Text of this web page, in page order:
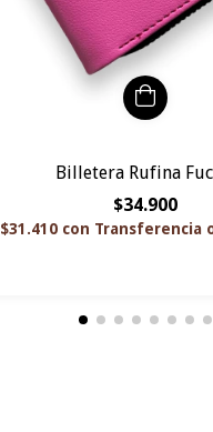
Billetera Rufina
$34.900
$31.410 con Transferencia